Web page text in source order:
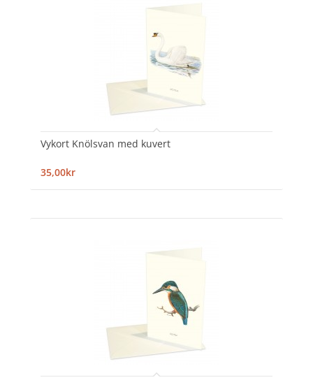
Vykort Knölsvan med kuvert
35,00kr